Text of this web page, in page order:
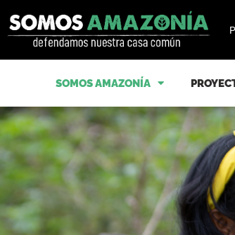
SOMOS AMAZONÍA